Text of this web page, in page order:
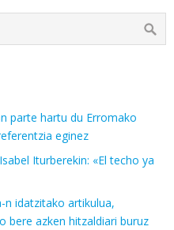
parte hartu du Erromako
eginez
Iturberekin: «El techo ya
n idatzitako artikulua,
bere azken hitzaldiari buruz